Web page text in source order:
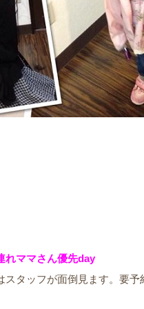
れママさん優先day
スタッフが面倒見ます。要予